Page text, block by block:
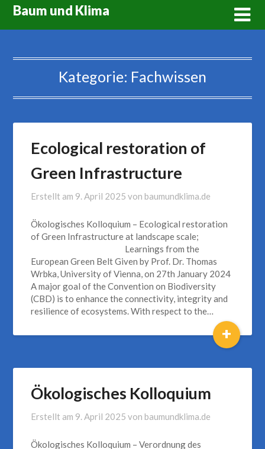
SkipBaum und Klima
Kategorie: Fachwissen
Ecological restoration of
Green Infrastructure
Erstellt am 9. April 2025 von baumundklima.de
Ökologisches Kolloquium – Ecological restoration
of Green Infrastructure at landscape scale;
Learnings from the
European Green Belt Given by Prof. Dr. Thomas
Wrbka, University of Vienna, on 27th January 2024
A major goal of the Convention on Biodiversity
(CBD) is to enhance the connectivity, integrity and
resilience of ecosystems. With respect to the…
+
Ökologisches Kolloquium
Erstellt am 9. April 2025 von baumundklima.de
Ökologisches Kolloquium – Verordnung des